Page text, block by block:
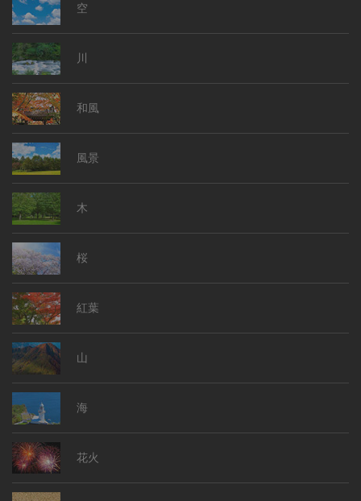
空
川
和風
風景
木
桜
紅葉
山
海
花火